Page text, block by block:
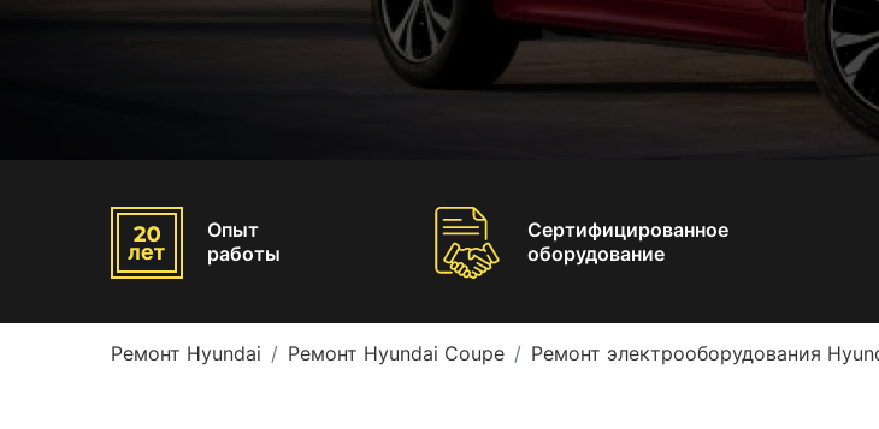
Опыт
работы
Сертифицированное
оборудование
Ремонт Hyundai Ремонт Hyundai Coupe Ремонт электрооборудования